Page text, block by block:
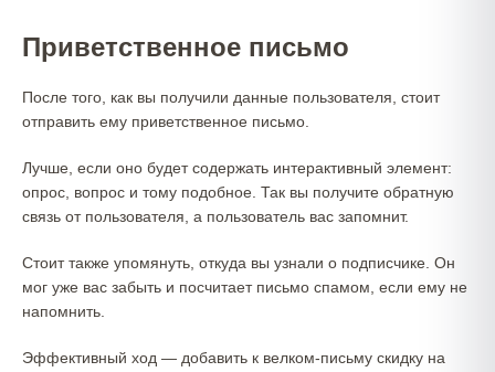
Приветственное письмо
После того, как вы получили данные пользователя, стоит
отправить ему приветственное письмо.
Лучше, если оно будет содержать интерактивный элемент:
опрос, вопрос и тому подобное. Так вы получите обратную
связь от пользователя, а пользователь вас запомнит.
Стоит также упомянуть, откуда вы узнали о подписчике. Он
мог уже вас забыть и посчитает письмо спамом, если ему не
напомнить.
Эффективный ход — добавить к велком-письму скидку на